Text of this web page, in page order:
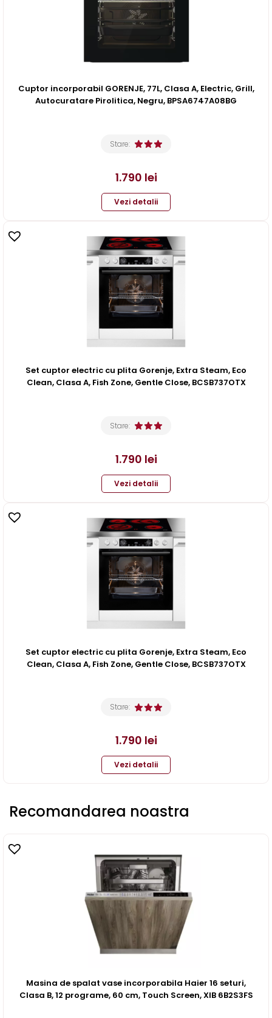
Cuptor incorporabil GORENJE, 77L, Clasa A, Electric, Grill,
Autocuratare Pirolitica, Negru, BPSA6747A08BG
Stare:
1.790 lei
Vezi detalii
Set cuptor electric cu plita Gorenje, Extra Steam, Eco
Clean, Clasa A, Fish Zone, Gentle Close, BCSB737OTX
Stare:
1.790 lei
Vezi detalii
Set cuptor electric cu plita Gorenje, Extra Steam, Eco
Clean, Clasa A, Fish Zone, Gentle Close, BCSB737OTX
Stare:
1.790 lei
Vezi detalii
Recomandarea noastra
Masina de spalat vase incorporabila Haier 16 seturi,
Clasa B, 12 programe, 60 cm, Touch Screen, XIB 6B2S3FS